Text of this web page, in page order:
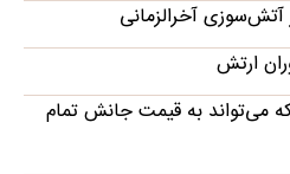
آتش‌سوزی آخرالزمانی
ارتش
می‌تواند به قیمت جانش تمام